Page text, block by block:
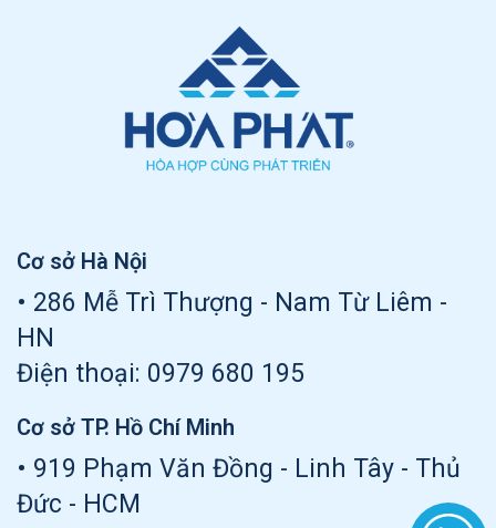
Cơ sở Hà Nội
• 286 Mễ Trì Thượng - Nam Từ Liêm -
HN
Điện thoại: 0979 680 195
Cơ sở TP. Hồ Chí Minh
• 919 Phạm Văn Đồng - Linh Tây - Thủ
Đức - HCM